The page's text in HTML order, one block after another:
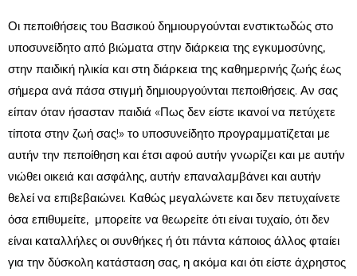
Οι πεποιθήσεις του Βασικού δημιουργούνται ενστικτωδώς στο
υποσυνείδητο από βιώματα στην διάρκεια της εγκυμοσύνης,
στην παιδική ηλικία και στη διάρκεια της καθημερινής ζωής έως
σήμερα ανά πάσα στιγμή δημιουργούνται πεποιθήσεις. Αν σας
είπαν όταν ήσασταν παιδιά «Πως δεν είστε ικανοί να πετύχετε
τίποτα στην ζωή σας!» το υποσυνείδητο προγραμματίζεται με
αυτήν την πεποίθηση και έτσι αφού αυτήν γνωρίζει και με αυτήν
νιώθει οικειά και ασφάλης, αυτήν επαναλαμβάνει και αυτήν
θελεί να επιβεβαιώνει. Καθώς μεγαλώνετε και δεν πετυχαίνετε
όσα επιθυμείτε, μπορείτε να θεωρείτε ότι είναι τυχαίο, ότι δεν
είναι καταλλήλες οι συνθήκες ή ότι πάντα κάποιος άλλος φταίει
για την δύσκολη κατάσταση σας, η ακόμα και ότι είστε άχρηστος